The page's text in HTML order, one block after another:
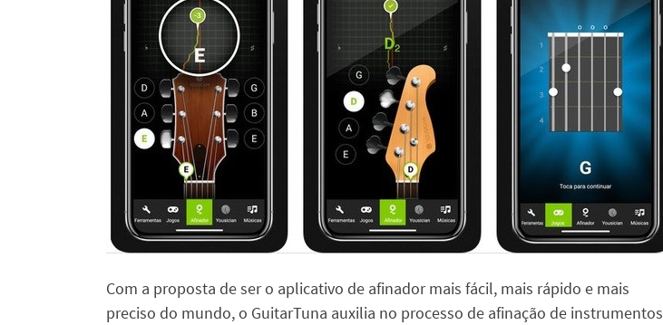
Com a proposta de ser o aplicativo de afinador mais fácil, mais rápido e mais
preciso do mundo, o GuitarTuna auxilia no processo de afinação de instrumentos